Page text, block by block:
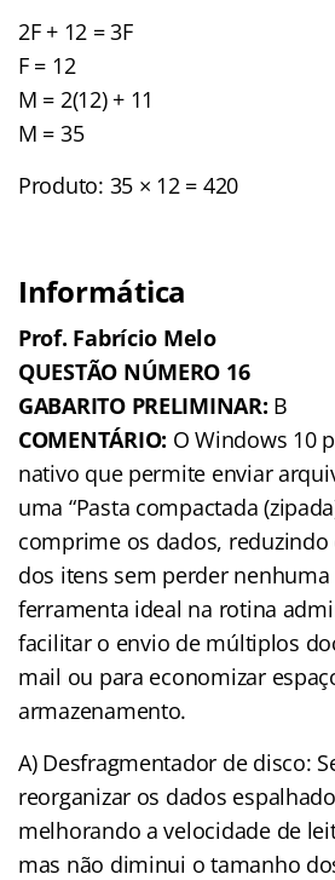
2F + 12 = 3F
F = 12
M = 2(12) + 11
M = 35
Produto: 35 × 12 = 420
Informática
Prof. Fabrício Melo
QUESTÃO NÚMERO 16
GABARITO PRELIMINAR: B
COMENTÁRIO: O Windows 10
nativo que permite enviar
uma “Pasta compactada
comprime os dados,
dos itens sem perder
ferramenta ideal na rotina
facilitar o envio de múltiplos
mail ou para economizar
armazenamento.
A) Desfragmentador de disco:
reorganizar os dados
melhorando a velocidade de
mas não diminui o tamanho